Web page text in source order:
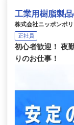
工業用樹脂製
株式会社ニッポンポ
正社員
初心者歓迎！ 夜
りのお仕事！